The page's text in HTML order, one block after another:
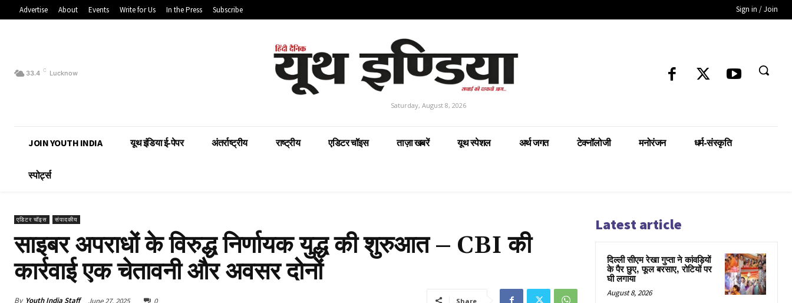
Advertise About Events Write for Us In the Press Subscribe Sign in / Join
33.4 C Lucknow
Saturday, August 8, 2026
JOIN YOUTH INDIA यूथ इंडिया ई-पेपर अंतर्राष्ट्रीय राष्ट्रीय एडिटर चॉइस ताज़ा खबरें यूथ स्पेशल अर्थ जगत टेक्नॉलोजी मनोरंजन धर्म-संस्कृति
स्पोर्ट्स
एडिटर चॉइस संपादकीय
साइबर अपराधों के विरुद्ध निर्णायक युद्ध की शुरुआत – CBI की
कार्रवाई एक चेतावनी और अवसर दोनों
By Youth India Staff June 27, 2025 0 Share
Latest article
दिल्ली सीएम रेखा गुप्ता ने कांवड़ियों
के पैर छुए, फूल बरसाए, रोटियों पर
घी लगाया
August 8, 2026